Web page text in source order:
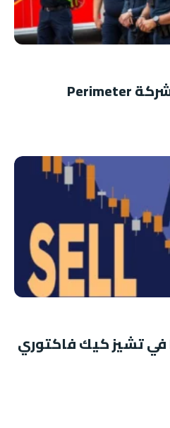
تراجع حاد في أسهم شركة Perimeter
تحليل صفقة Insider في تشيز كيك فاكتوري